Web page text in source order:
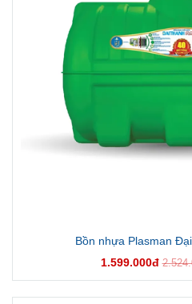
Bồn nhựa Plasman
1.599.000đ